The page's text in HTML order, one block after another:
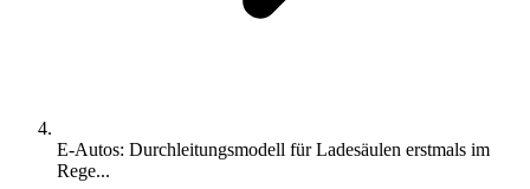
E-Autos: Durchleitungsmodell für Ladesäulen erstmals im
Rege...